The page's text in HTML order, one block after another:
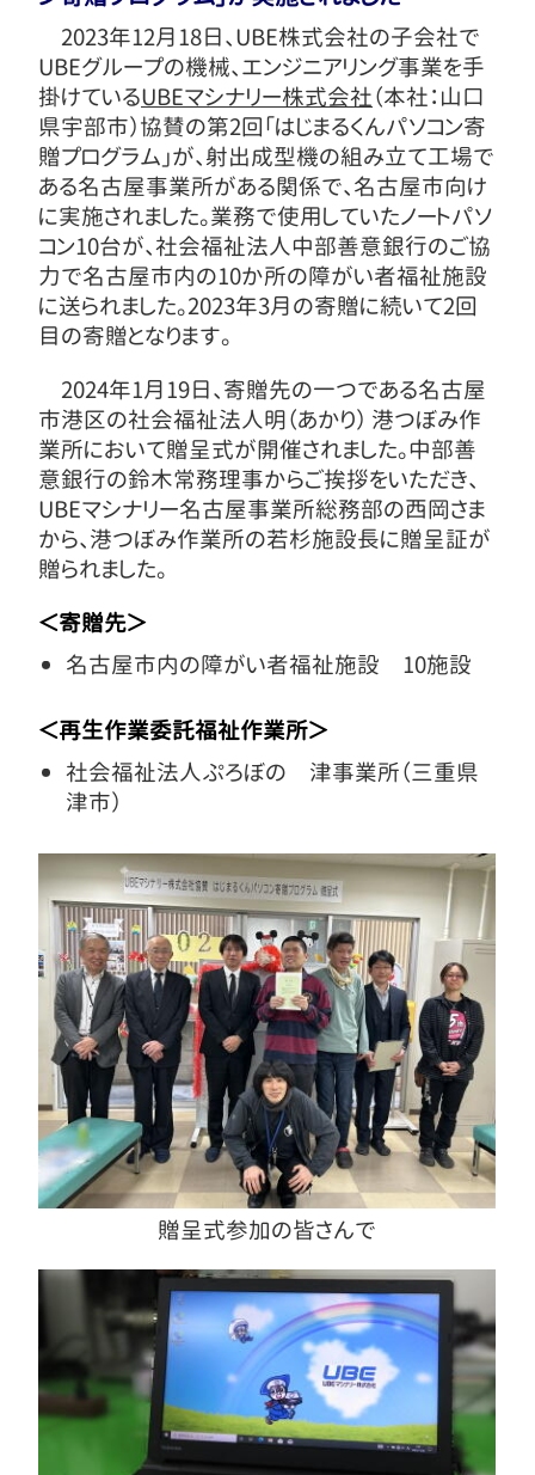
2023年12月18日、UBE株式会社の子会社で
UBEグループの機械、エンジニアリング事業を手
掛けているUBEマシナリー株式会社（本社：山口
県宇部市）協賛の第2回「はじまるくんパソコン寄
贈プログラム」が、射出成型機の組み立て工場で
ある名古屋事業所がある関係で、名古屋市向け
に実施されました。業務で使用していたノートパソ
コン10台が、社会福祉法人中部善意銀行のご協
力で名古屋市内の10か所の障がい者福祉施設
に送られました。2023年3月の寄贈に続いて2回
目の寄贈となります。
2024年1月19日、寄贈先の一つである名古屋
市港区の社会福祉法人明（あかり） 港つぼみ作
業所において贈呈式が開催されました。中部善
意銀行の鈴木常務理事からご挨拶をいただき、
UBEマシナリー名古屋事業所総務部の西岡さま
から、港つぼみ作業所の若杉施設長に贈呈証が
贈られました。
＜寄贈先＞
名古屋市内の障がい者福祉施設 10施設
＜再生作業委託福祉作業所＞
社会福祉法人ぷろぼの 津事業所（三重県
津市）
贈呈式参加の皆さんで